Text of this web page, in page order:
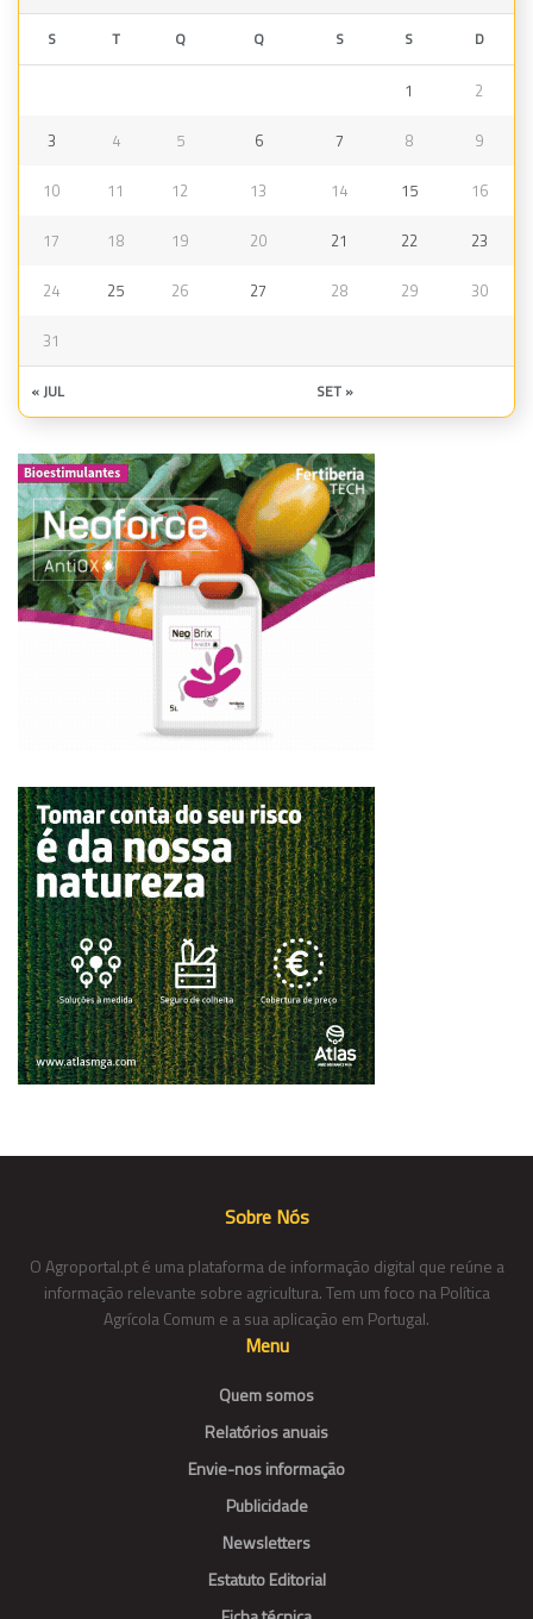
S T Q Q S S D
1 2
3 4 5 6 7 8 9
10 11 12 13 14 15 16
17 18 19 20 21 22 23
24 25 26 27 28 29 30
31
« JUL SET »
Sobre Nós
O Agroportal.pt é uma plataforma de informação digital que reúne a
informação relevante sobre agricultura. Tem um foco na Política
Agrícola Comum e a sua aplicação em Portugal.
Menu
Quem somos
Relatórios anuais
Envie-nos informação
Publicidade
Newsletters
Estatuto Editorial